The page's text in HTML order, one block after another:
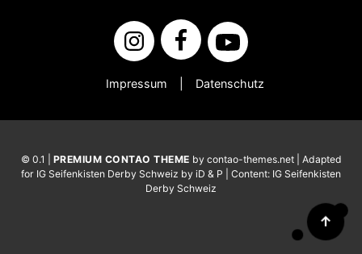
Impressum Datenschutz
© 0.1 | PREMIUM CONTAO THEME by contao-themes.net | Adapted
for IG Seifenkisten Derby Schweiz by iD & P | Content: IG Seifenkisten
Derby Schweiz
↑